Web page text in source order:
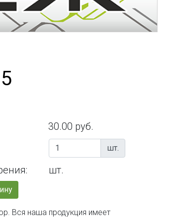
30.00 руб.
шт.
шт.
Вся наша продукция имеет